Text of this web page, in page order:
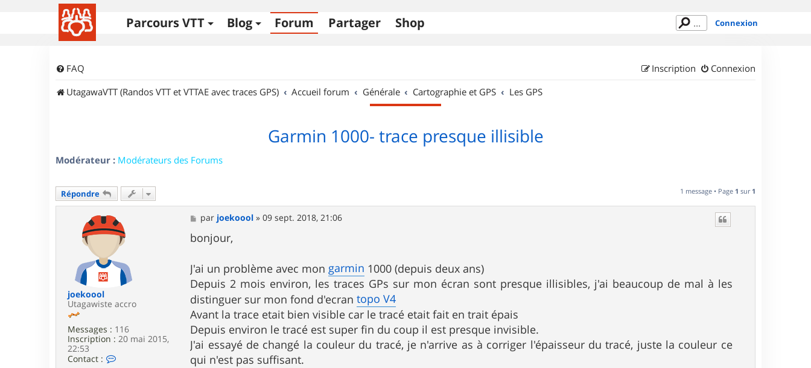
Parcours VTT Blog Forum Partager Shop Connexion
FAQ Connexion
Inscription
UtagawaVTT (Randos VTT et VTTAE avec traces GPS)
Accueil forum Générale Cartographie et GPS Les GPS
Garmin 1000- trace presque illisible
Modérateur : Modérateurs des Forums
Répondre 1 message • Page 1 sur 1
joekoool
Utagawiste accro
Messages : 116
Inscription : 20 mai 2015,
22:53
Contact :
M
e
s
s
g
e
par joekoool »09 sept. 2018, 21:06
bonjour,
J'ai un problème avec mongarmin 1000 (depuis deux ans)
Depuis 2 mois environ, les traces GPs sur mon écran sont presque illisibles, j'ai beaucoup de mal à les
distinguer sur mon fond d'ecrantopo V4
Avant la trace etait bien visible car le tracé etait fait en trait épais
Depuis environ le tracé est super fin du coup il est presque invisible.
J'ai essayé de changé la couleur du tracé, je n'arrive as à corriger l'épaisseur du tracé, juste la couleur ce
qui n'est pas suffisant.